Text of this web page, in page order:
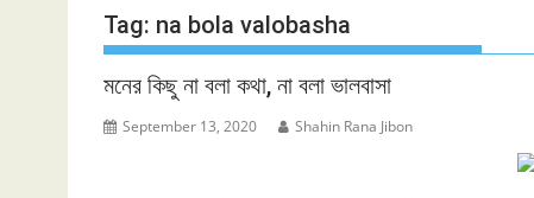
Tag: na bola valobasha
মনের কিছু না বলা কথা, না বলা ভালবাসা
September 13, 2020 Shahin Rana Jibon